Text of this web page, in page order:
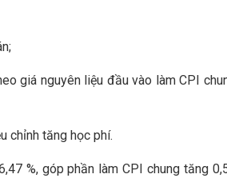
giá nguyên liệu đầu vào làm CPI
chỉnh tăng học phí.
%, góp phần làm CPI chung tăng